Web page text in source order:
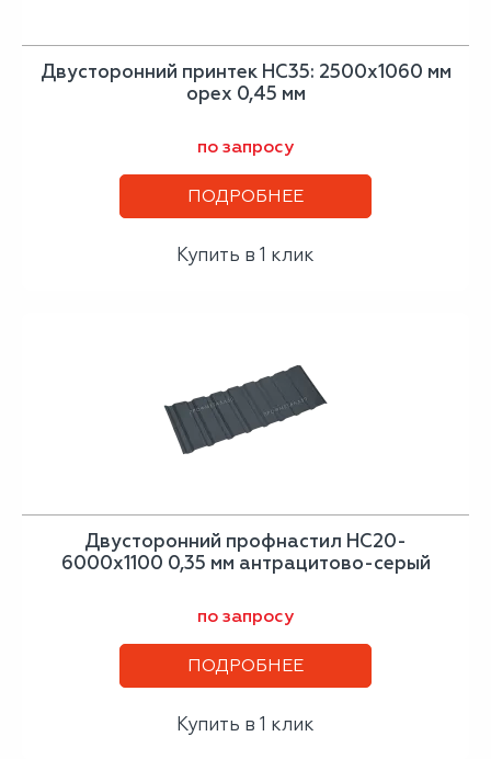
Двусторонний принтек НС35: 2500x1060 мм
орех 0,45 мм
по запросу
ПОДРОБНЕЕ
Купить в 1 клик
Двусторонний профнастил НС20-
6000х1100 0,35 мм антрацитово-серый
по запросу
ПОДРОБНЕЕ
Купить в 1 клик